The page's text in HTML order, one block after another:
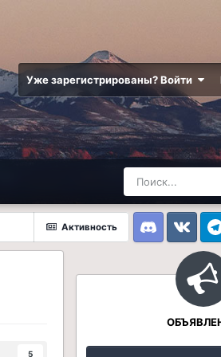
Уже зарегистрированы? Войти
Активность
DiscordVK
5